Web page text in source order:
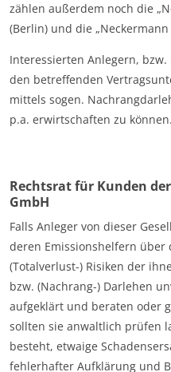
zählen außerdem noch die
(Berlin) und die „Neckermann
Interessierten Anlegern,
den betreffenden
mittels sogen.
p.a. erwirtschaften zu können.
Rechtsrat für Kunden
GmbH
Falls Anleger von dieser
deren Emissionshelfern über
(Totalverlust-) Risiken der
bzw. (Nachrang-) Darlehen
aufgeklärt und beraten oder
sollten sie anwaltlich prüfen
besteht, etwaige
fehlerhafter Aufklärung und